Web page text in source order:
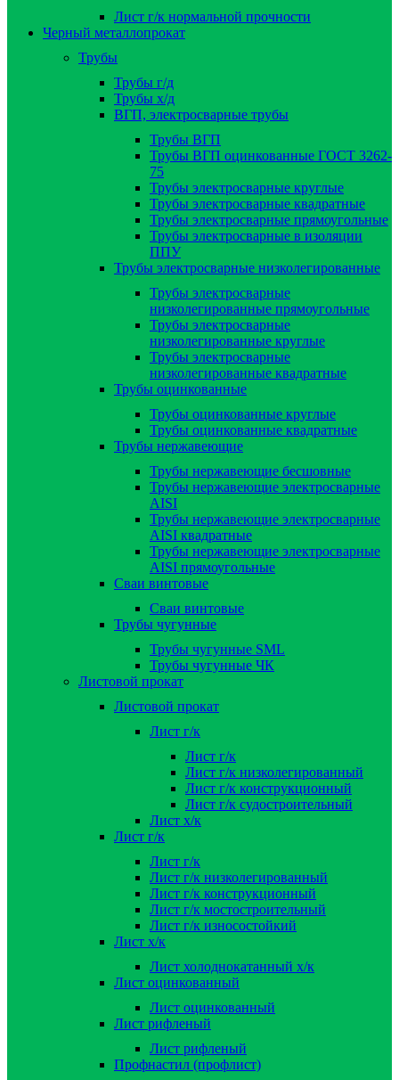
Лист г/к нормальной прочности
Черный металлопрокат
Трубы
Трубы г/д
Трубы х/д
ВГП, электросварные трубы
Трубы ВГП
Трубы ВГП оцинкованные ГОСТ 3262-
75
Трубы электросварные круглые
Трубы электросварные квадратные
Трубы электросварные прямоугольные
Трубы электросварные в изоляции
ППУ
Трубы электросварные низколегированные
Трубы электросварные
низколегированные прямоугольные
Трубы электросварные
низколегированные круглые
Трубы электросварные
низколегированные квадратные
Трубы оцинкованные
Трубы оцинкованные круглые
Трубы оцинкованные квадратные
Трубы нержавеющие
Трубы нержавеющие бесшовные
Трубы нержавеющие электросварные
AISI
Трубы нержавеющие электросварные
AISI квадратные
Трубы нержавеющие электросварные
AISI прямоугольные
Сваи винтовые
Сваи винтовые
Трубы чугунные
Трубы чугунные SML
Трубы чугунные ЧК
Листовой прокат
Листовой прокат
Лист г/к
Лист г/к
Лист г/к низколегированный
Лист г/к конструкционный
Лист г/к судостроительный
Лист х/к
Лист г/к
Лист г/к
Лист г/к низколегированный
Лист г/к конструкционный
Лист г/к мостостроительный
Лист г/к износостойкий
Лист х/к
Лист холоднокатанный х/к
Лист оцинкованный
Лист оцинкованный
Лист рифленый
Лист рифленый
Профнастил (профлист)